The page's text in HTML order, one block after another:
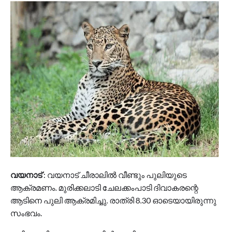
വയനാട്: വയനാട് ചീരാലിൽ വീണ്ടും പുലിയുടെ
ആക്രമണം. മുരിക്കലാടി ചേലക്കംപാടി ദിവാകരന്റെ
ആടിനെ പുലി ആക്രമിച്ചു. രാത്രി 8.30 ഓടെയായിരുന്നു
സംഭവം.